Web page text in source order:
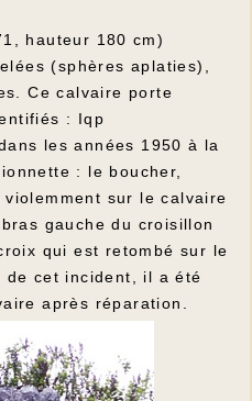
hauteur 180 cm)
(sphères aplaties),
Ce calvaire porte
: Iqp
les années 1950 à la
: le boucher,
sur le calvaire
gauche du croisillon
qui est retombé sur le
de cet incident, il a été
après réparation.